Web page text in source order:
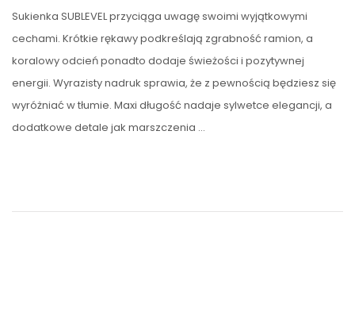
Sukienka SUBLEVEL przyciąga uwagę swoimi wyjątkowymi
cechami. Krótkie rękawy podkreślają zgrabność ramion, a
koralowy odcień ponadto dodaje świeżości i pozytywnej
energii. Wyrazisty nadruk sprawia, że z pewnością będziesz się
wyróżniać w tłumie. Maxi długość nadaje sylwetce elegancji, a
dodatkowe detale jak marszczenia …